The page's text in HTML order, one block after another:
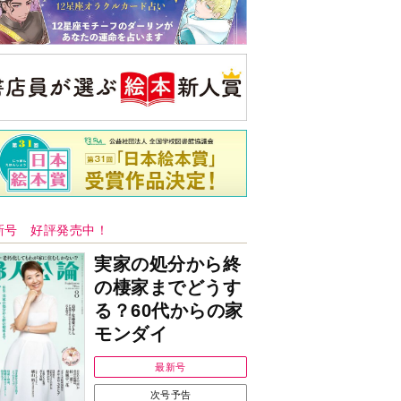
号 好評発売中！
実家の処分から終
の棲家までどうす
る？60代からの家
モンダイ
最新号
次号予告